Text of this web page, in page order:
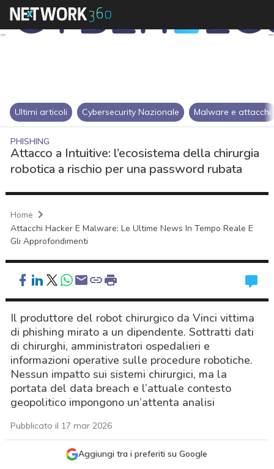
Ultimi articoli Cybersecurity Nazionale Malware e attacchi
PHISHING
Attacco a Intuitive: l’ecosistema della chirurgia
robotica a rischio per una password rubata
Home
Attacchi Hacker E Malware: Le Ultime News In Tempo Reale E
Gli Approfondimenti
Il produttore del robot chirurgico da Vinci vittima
di phishing mirato a un dipendente. Sottratti dati
di chirurghi, amministratori ospedalieri e
informazioni operative sulle procedure robotiche.
Nessun impatto sui sistemi chirurgici, ma la
portata del data breach e l’attuale contesto
geopolitico impongono un’attenta analisi
Pubblicato il 17 mar 2026
Aggiungi tra i preferiti su Google